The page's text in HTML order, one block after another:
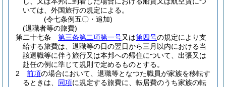
いては、外国旅行の規定による。
(令七条例五〇・追加)
(退職者等の旅費)
第二十七条
第三条第二項第一号又は第四号の規定により支
給する旅費は、退職等の日の翌日から三月以内における当
該退職等に伴う旅行又は本邦への帰住について、出張又は
赴任の例に準じて規則で定めるものとする。
2
前項の場合において、退職等となつた職員が家族を移転す
るときは、 同項に規定する旅費に、転居費のうち家族の転